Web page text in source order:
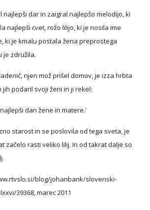
najlepši dar in zaigral najlepšo melodijo, ki
najlepši cvet, rožo lilijo, ki je nosila ime
ki je kmalu postala žena preprostega
je združila.
njen mož prišel domov, je izza hrbta
jih podaril svoji ženi in ji rekel:
dan žene in matere.'
starost in se poslovila od tega sveta, je
začelo rasti veliko lilij. In od takrat dalje so
blog/johanbank/slovenski-
39368, marec 2011